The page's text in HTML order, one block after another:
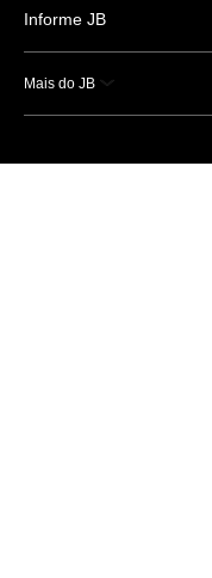
Informe JB
Mais do JB
Esportes